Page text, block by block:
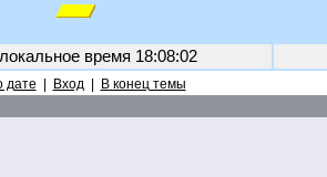
время 18:08:02
дате Вход| В конец темы